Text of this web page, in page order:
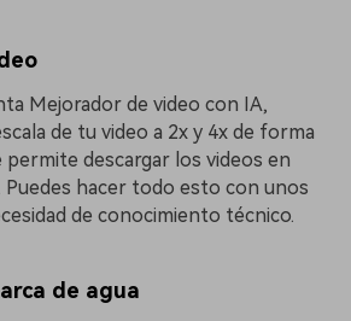
Mejorador de video con IA,
de tu video a 2x y 4x de forma
descargar los videos en
Puedes hacer todo esto con unos
de conocimiento técnico.
de agua